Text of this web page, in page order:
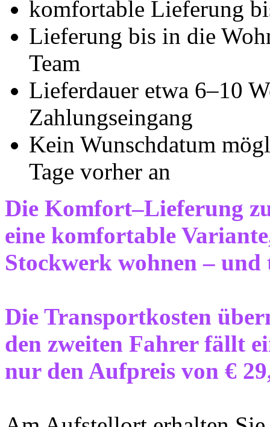
komfortable Lieferung
Lieferung bis in die
Team
Lieferdauer etwa 6–10
Zahlungseingang
Kein Wunschdatum
Tage vorher an
Die Komfort–Lieferung
eine komfortable
Stockwerk wohnen – und
Die Transportkosten
den zweiten Fahrer fällt
nur den Aufpreis von €